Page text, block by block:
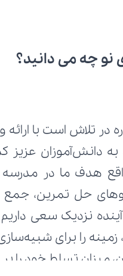
نو چه می‌ دانید؟
در تلاش است با ارائه
میزان تسلط خود را